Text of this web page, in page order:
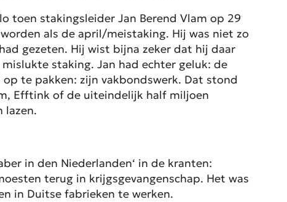
toen stakingsleider Jan Berend Vlam op 29
als de april/meistaking. Hij was niet zo
gezeten. Hij wist bijna zeker dat hij daar
staking. Jan had echter geluk: de
te pakken: zijn vakbondswerk. Dat stond
Efftink of de uiteindelijk half miljoen
lazen.
in den Niederlanden‘ in de kranten:
terug in krijgsgevangenschap. Het was
in Duitse fabrieken te werken.